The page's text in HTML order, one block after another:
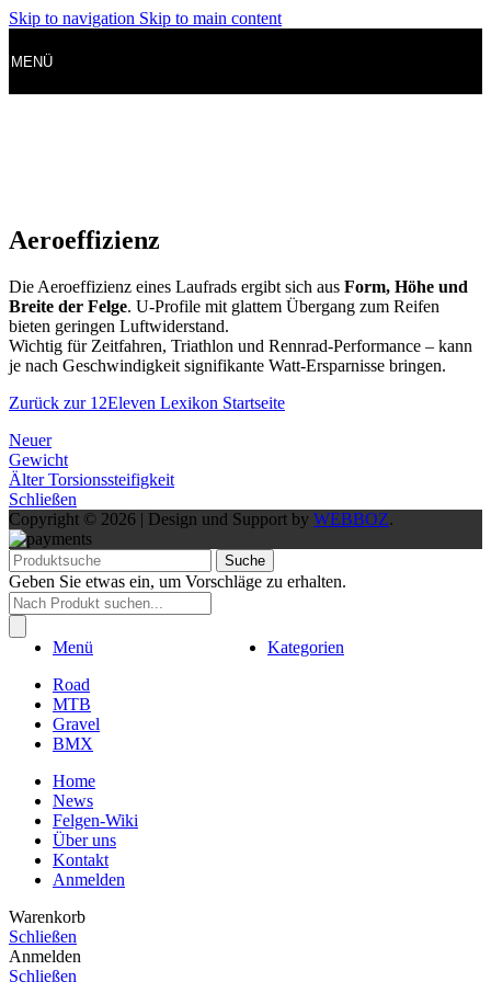
Skip to navigation Skip to main content
MENÜ
Aeroeffizienz
Die Aeroeffizienz eines Laufrads ergibt sich aus Form, Höhe und
Breite der Felge. U-Profile mit glattem Übergang zum Reifen
bieten geringen Luftwiderstand.
Wichtig für Zeitfahren, Triathlon und Rennrad-Performance – kann
je nach Geschwindigkeit signifikante Watt-Ersparnisse bringen.
Zurück zur 12Eleven Lexikon Startseite
Neuer
Gewicht
Älter Torsionssteifigkeit
Schließen
Copyright © 2026 | Design und Support by WEBBOZ.
Suche
Geben Sie etwas ein, um Vorschläge zu erhalten.
Products
search
Menü
Kategorien
Road
MTB
Gravel
BMX
Home
News
Felgen-Wiki
Über uns
Kontakt
Anmelden
Warenkorb
Schließen
Anmelden
Schließen